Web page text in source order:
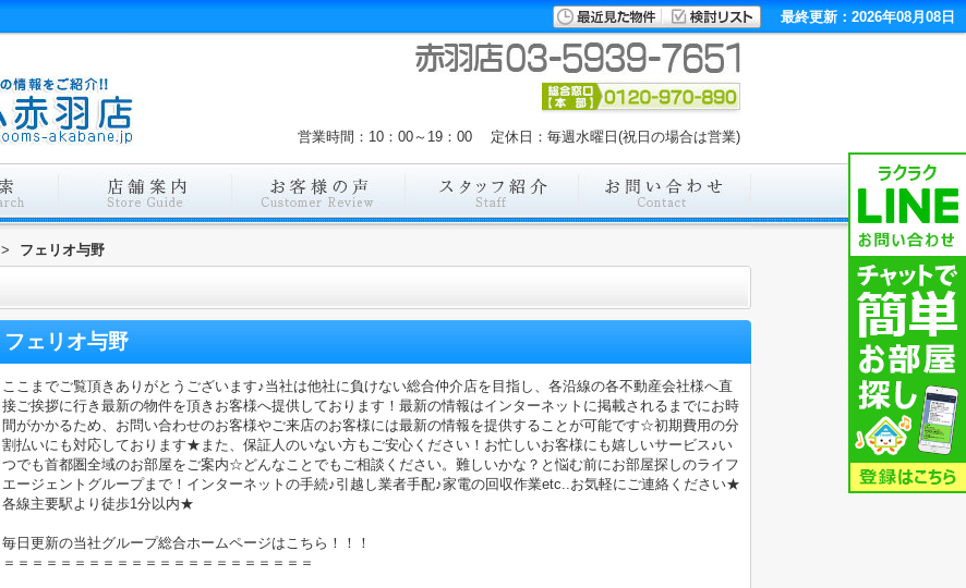
最終更新：2026年08月08日
営業時間：10：00～19：00 定休日：毎週水曜日(祝日の場合は営業)
> フェリオ与野
フェリオ与野
ここまでご覧頂きありがとうございます♪当社は他社に負けない総合仲介店を目指し、各沿線の各不動産会社様へ直
接ご挨拶に行き最新の物件を頂きお客様へ提供しております！最新の情報はインターネットに掲載されるまでにお時
間がかかるため、お問い合わせのお客様やご来店のお客様には最新の情報を提供することが可能です☆初期費用の分
割払いにも対応しております★また、保証人のいない方もご安心ください！お忙しいお客様にも嬉しいサービス♪い
つでも首都圏全域のお部屋をご案内☆どんなことでもご相談ください。難しいかな？と悩む前にお部屋探しのライフ
エージェントグループまで！インターネットの手続♪引越し業者手配♪家電の回収作業etc..お気軽にご連絡ください★
各線主要駅より徒歩1分以内★
毎日更新の当社グループ総合ホームページはこちら！！！
＝＝＝＝＝＝＝＝＝＝＝＝＝＝＝＝＝＝＝＝＝＝